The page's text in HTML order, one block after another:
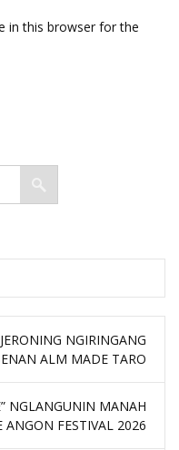
in this browser for the
NGIRINGANG
ALM MADE TARO
NGLANGUNIN MANAH
ANGON FESTIVAL 2026